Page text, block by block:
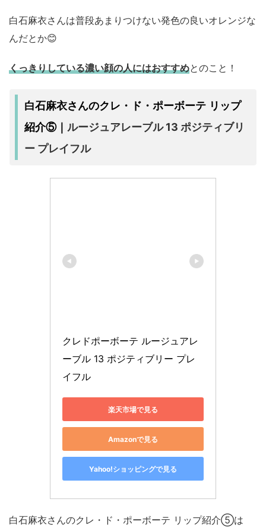
白石麻衣さんは普段あまりつけない発色の良いオレンジな
んだとか😊
くっきりしている濃い顔の人にはおすすめとのこと！
白石麻衣さんのクレ・ド・ポーボーテ リップ
紹介⑤｜ルージュアレーブル 13 ポジティブリ
ー プレイフル
クレドポーボーテ ルージュアレ
ーブル 13 ポジティブリー プレ
イフル
楽天市場で見る
Amazonで見る
Yahoo!ショッピングで見る
白石麻衣さんのクレ・ド・ポーボーテ リップ紹介⑤は